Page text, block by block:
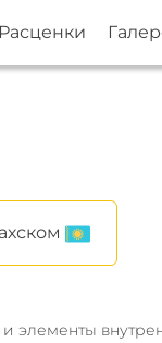
Расценки
элементы